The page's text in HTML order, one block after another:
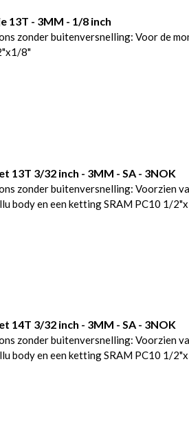
13T - 3MM - 1/8 inch
zonder buitenversnelling: Voor de
8"
13T 3/32 inch - 3MM - SA - 3NOK
zonder buitenversnelling: Voorzien
body en een ketting SRAM PC10 1/
14T 3/32 inch - 3MM - SA - 3NOK
zonder buitenversnelling: Voorzien
body en een ketting SRAM PC10 1/